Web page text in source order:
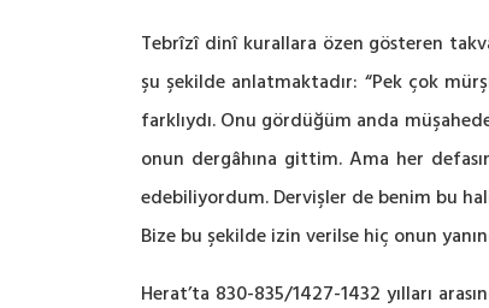
Tebrîzî dinî kurallara özen gösteren
şu şekilde anlatmaktadır: “Pek çok
farklıydı. Onu gördüğüm anda
onun dergâhına gittim. Ama her
edebiliyordum. Dervişler de benim bu
Bize bu şekilde izin verilse hiç onun
Herat’ta 830-835/1427-1432 yılları